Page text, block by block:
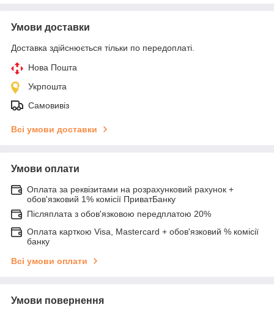
Умови доставки
Доставка здійснюється тільки по передоплаті.
Нова Пошта
Укрпошта
Самовивіз
Всі умови доставки
Умови оплати
Оплата за реквізитами на розрахунковий рахунок +
обов'язковий 1% комісії ПриватБанку
Післяплата з обов'язковою передплатою 20%
Оплата карткою Visa, Mastercard + обов'язковий % комісії
банку
Всі умови оплати
Умови повернення